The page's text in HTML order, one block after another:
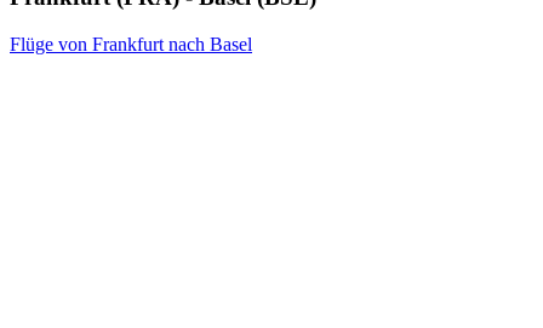
Flüge von Frankfurt nach Basel